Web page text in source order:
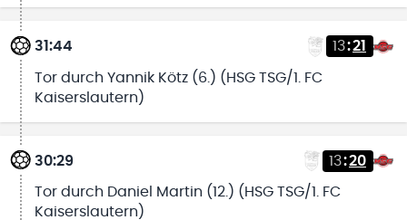
31:44 13:21
Tor durch Yannik Kötz (6.) (HSG TSG/1. FC
Kaiserslautern)
30:29 13:20
Tor durch Daniel Martin (12.) (HSG TSG/1. FC
Kaiserslautern)